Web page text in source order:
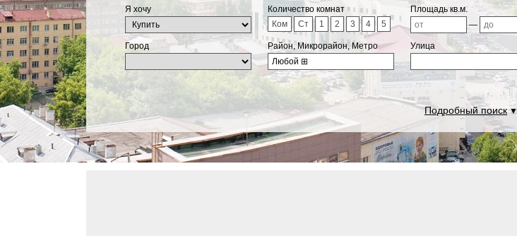
Я хочу
Количество комнат
Ком
Ст 1 2 3 4 5
Площадь кв.м.
—
Город
Район, Микрорайон, Метро
Любой ⊞
Улица
Подробный поиск▼